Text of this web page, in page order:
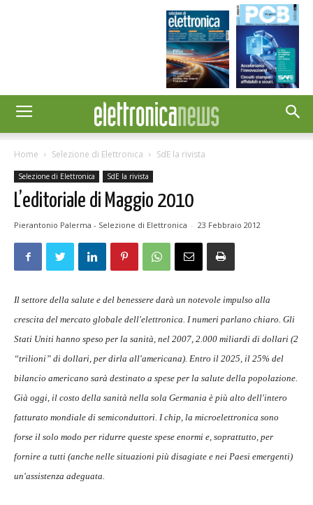
Home Selezione di Elettronica SdE la rivista
Selezione di Elettronica SdE la rivista
L’editoriale di Maggio 2010
Pierantonio Palerma - Selezione di Elettronica - 23 Febbraio 2012
Il settore della salute e del benessere darà un notevole impulso alla
crescita del mercato globale dell'elettronica. I numeri parlano chiaro. Gli
Stati Uniti hanno speso per la sanità, nel 2007, 2.000 miliardi di dollari (2
“trilioni” di dollari, per dirla all'americana). Entro il 2025, il 25% del
bilancio americano sarà destinato a spese per la salute della popolazione.
Già oggi, il costo della sanità nella sola Germania è più alto dell'intero
fatturato mondiale di semiconduttori. I chip, la microelettronica sono
forse il solo modo per ridurre queste spese enormi e, soprattutto, per
fornire a tutti (anche nelle situazioni più disagiate e nei Paesi emergenti)
un'assistenza adeguata.